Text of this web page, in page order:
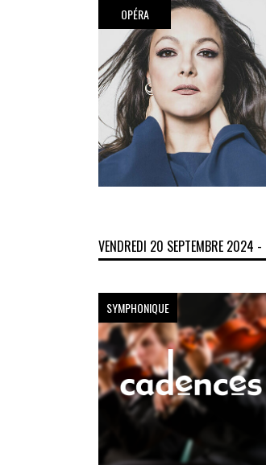
OPÉRA
VENDREDI 20 SEPTEMBRE 2024 -
SYMPHONIQUE